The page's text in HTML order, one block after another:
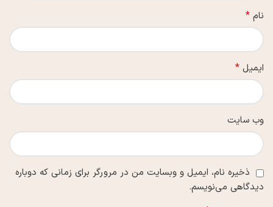
نام *
ایمیل *
وب‌ سایت
ذخیره نام، ایمیل و وبسایت من در مرورگر برای زمانی که دوباره
دیدگاهی می‌نویسم.